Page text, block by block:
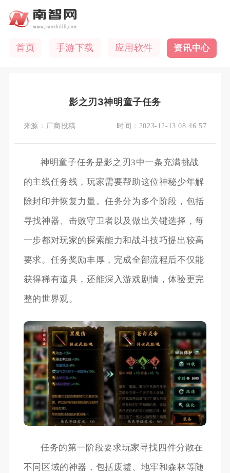
首页 手游下载 应用软件 资讯中心
影之刃3神明童子任务
来源： 厂商投稿 时间： 2023-12-13 08:46:57
神明童子任务是影之刃3中一条充满挑战
的主线任务线，玩家需要帮助这位神秘少年解
除封印并恢复力量。任务分为多个阶段，包括
寻找神器、击败守卫者以及做出关键选择，每
一步都对玩家的探索能力和战斗技巧提出较高
要求。任务奖励丰厚，完成全部流程后不仅能
获得稀有道具，还能深入游戏剧情，体验更完
整的世界观。
任务的第一阶段要求玩家寻找四件分散在
不同区域的神器，包括废墟、地牢和森林等随